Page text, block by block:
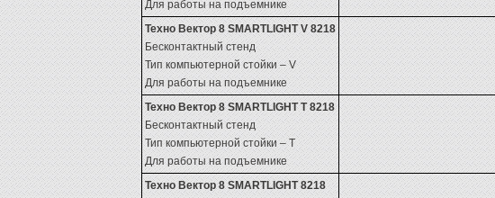
Для работы на подъемнике
Техно Вектор 8 SMARTLIGHT V 8218
Бесконтактный стенд
Тип компьютерной стойки – V
Для работы на подъемнике
Техно Вектор 8 SMARTLIGHT T 8218
Бесконтактный стенд
Тип компьютерной стойки – Т
Для работы на подъемнике
Техно Вектор 8 SMARTLIGHT 8218